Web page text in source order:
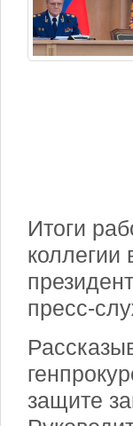
Итоги
коллегии
президент
пресс-
защите